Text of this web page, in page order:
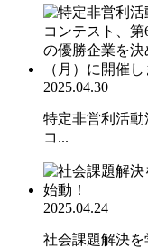
2025.04.30
特定非営利活動
コ...
2025.04.24
社会課題解決